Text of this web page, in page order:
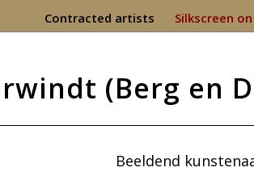
Contracted artists Silkscreen
(Berg en
Beeldend